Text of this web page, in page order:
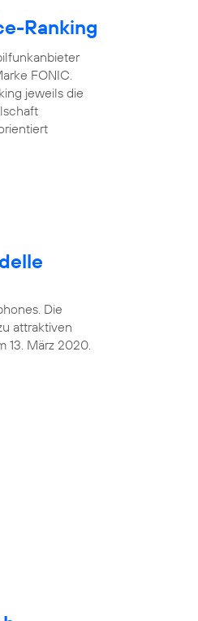
Ranking
FONIC.
jeweils die
Die
attraktiven
13. März 2020.